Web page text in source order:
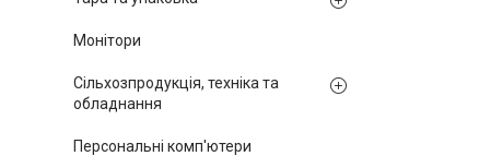
Монітори
Сільхозпродукція, техніка та
обладнання
Персональні комп'ютери